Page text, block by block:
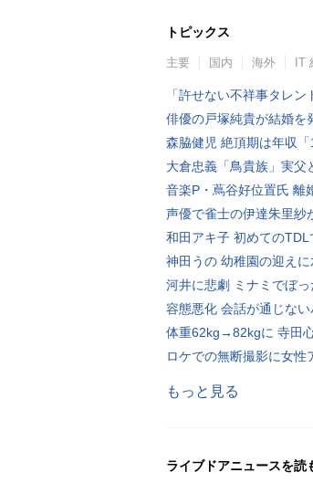
トピックス
主要 国内 海外 IT
「許せない不祥事タレン
俳優の戸塚純貴が結婚を
森脇健児 絶頂期は年収「
大倉忠義「鳥貴族」実父
音楽P・蔦谷好位置氏 離
声優で雀士の伊達朱里紗
和田アキ子 初めてのTDL
神田うの 幼稚園の迎え
河井に悲劇 ミナミでぼっ
容態悪化 会話が通じな
体重62kg→82kgに 寺田
ロケでの無断撮影に女性
もっと見る
ライブドアニュースを読